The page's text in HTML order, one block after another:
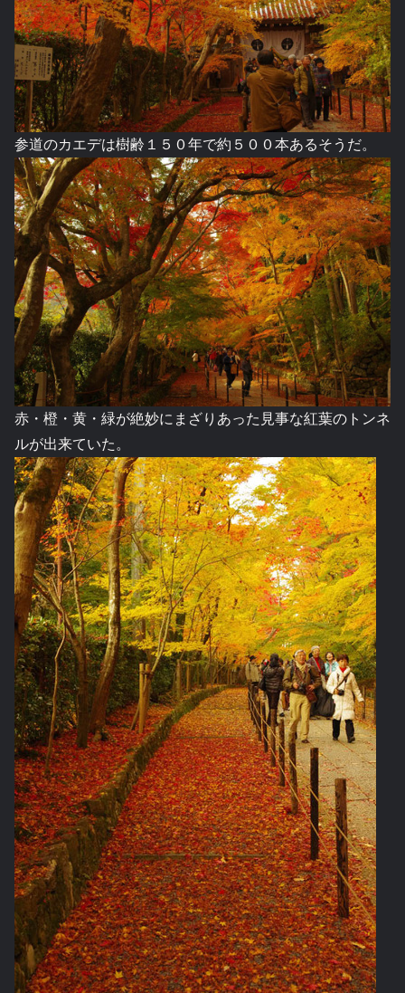
参道のカエデは樹齢１５０年で約５００本あるそうだ。
赤・橙・黄・緑が絶妙にまざりあった見事な紅葉のトンネ
ルが出来ていた。